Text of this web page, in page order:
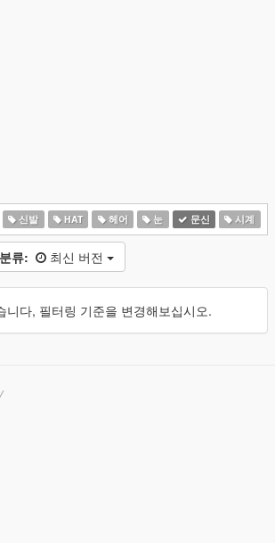
신발 HAT 헤어 눈 문신 시계
분류: 최신 버전
니다, 필터링 기준을 변경해보십시오.